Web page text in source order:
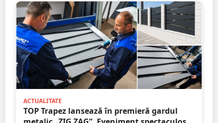
ACTUALITATE
TOP Trapez lansează în premieră gardul